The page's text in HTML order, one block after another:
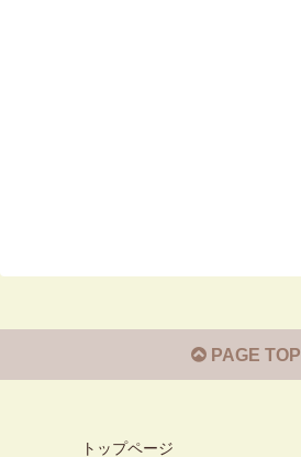
PAGE TOP
トップページ